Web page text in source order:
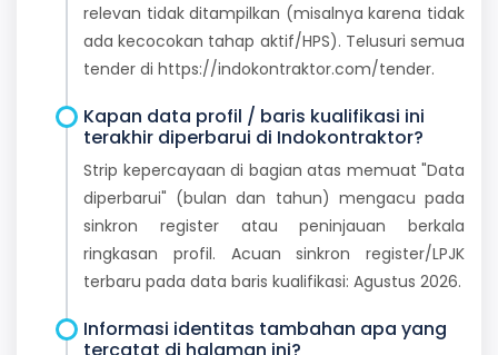
relevan tidak ditampilkan (misalnya karena tidak
ada kecocokan tahap aktif/HPS). Telusuri semua
tender di https://indokontraktor.com/tender.
Kapan data profil / baris kualifikasi ini
terakhir diperbarui di Indokontraktor?
Strip kepercayaan di bagian atas memuat "Data
diperbarui" (bulan dan tahun) mengacu pada
sinkron register atau peninjauan berkala
ringkasan profil. Acuan sinkron register/LPJK
terbaru pada data baris kualifikasi: Agustus 2026.
Informasi identitas tambahan apa yang
tercatat di halaman ini?